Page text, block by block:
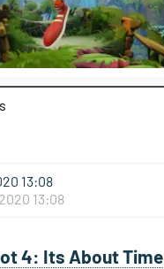
13:08
13:08
4: Its About Time